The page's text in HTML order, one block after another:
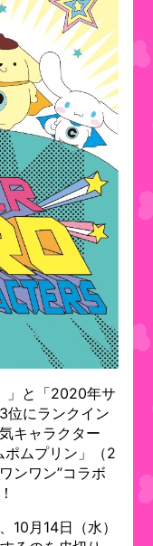
」と「2020年サ
位にランクイン
キャラクター
ポムプリン」（2
ンワン”コラボ
10月14日（水）